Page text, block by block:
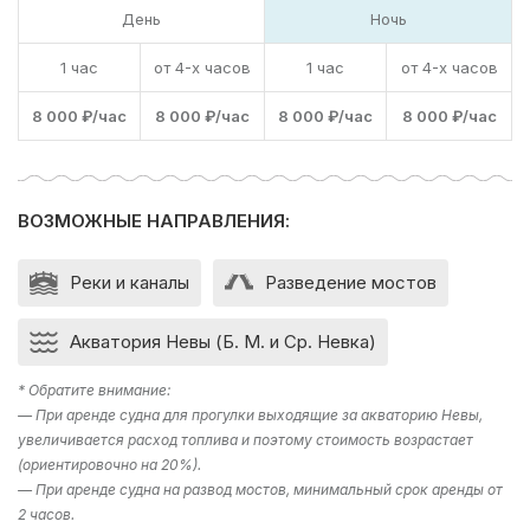
День Ночь
1 час от 4-х часов 1 час от 4-х часов
8 000 ₽/час 8 000 ₽/час 8 000 ₽/час 8 000 ₽/час
ВОЗМОЖНЫЕ НАПРАВЛЕНИЯ:
Реки и каналы Разведение мостов
Акватория Невы (Б. М. и Ср. Невка)
* Обратите внимание:
— При аренде судна для прогулки выходящие за акваторию Невы,
увеличивается расход топлива и поэтому стоимость возрастает
(ориентировочно на 20%).
— При аренде судна на развод мостов, минимальный срок аренды от
2 часов.